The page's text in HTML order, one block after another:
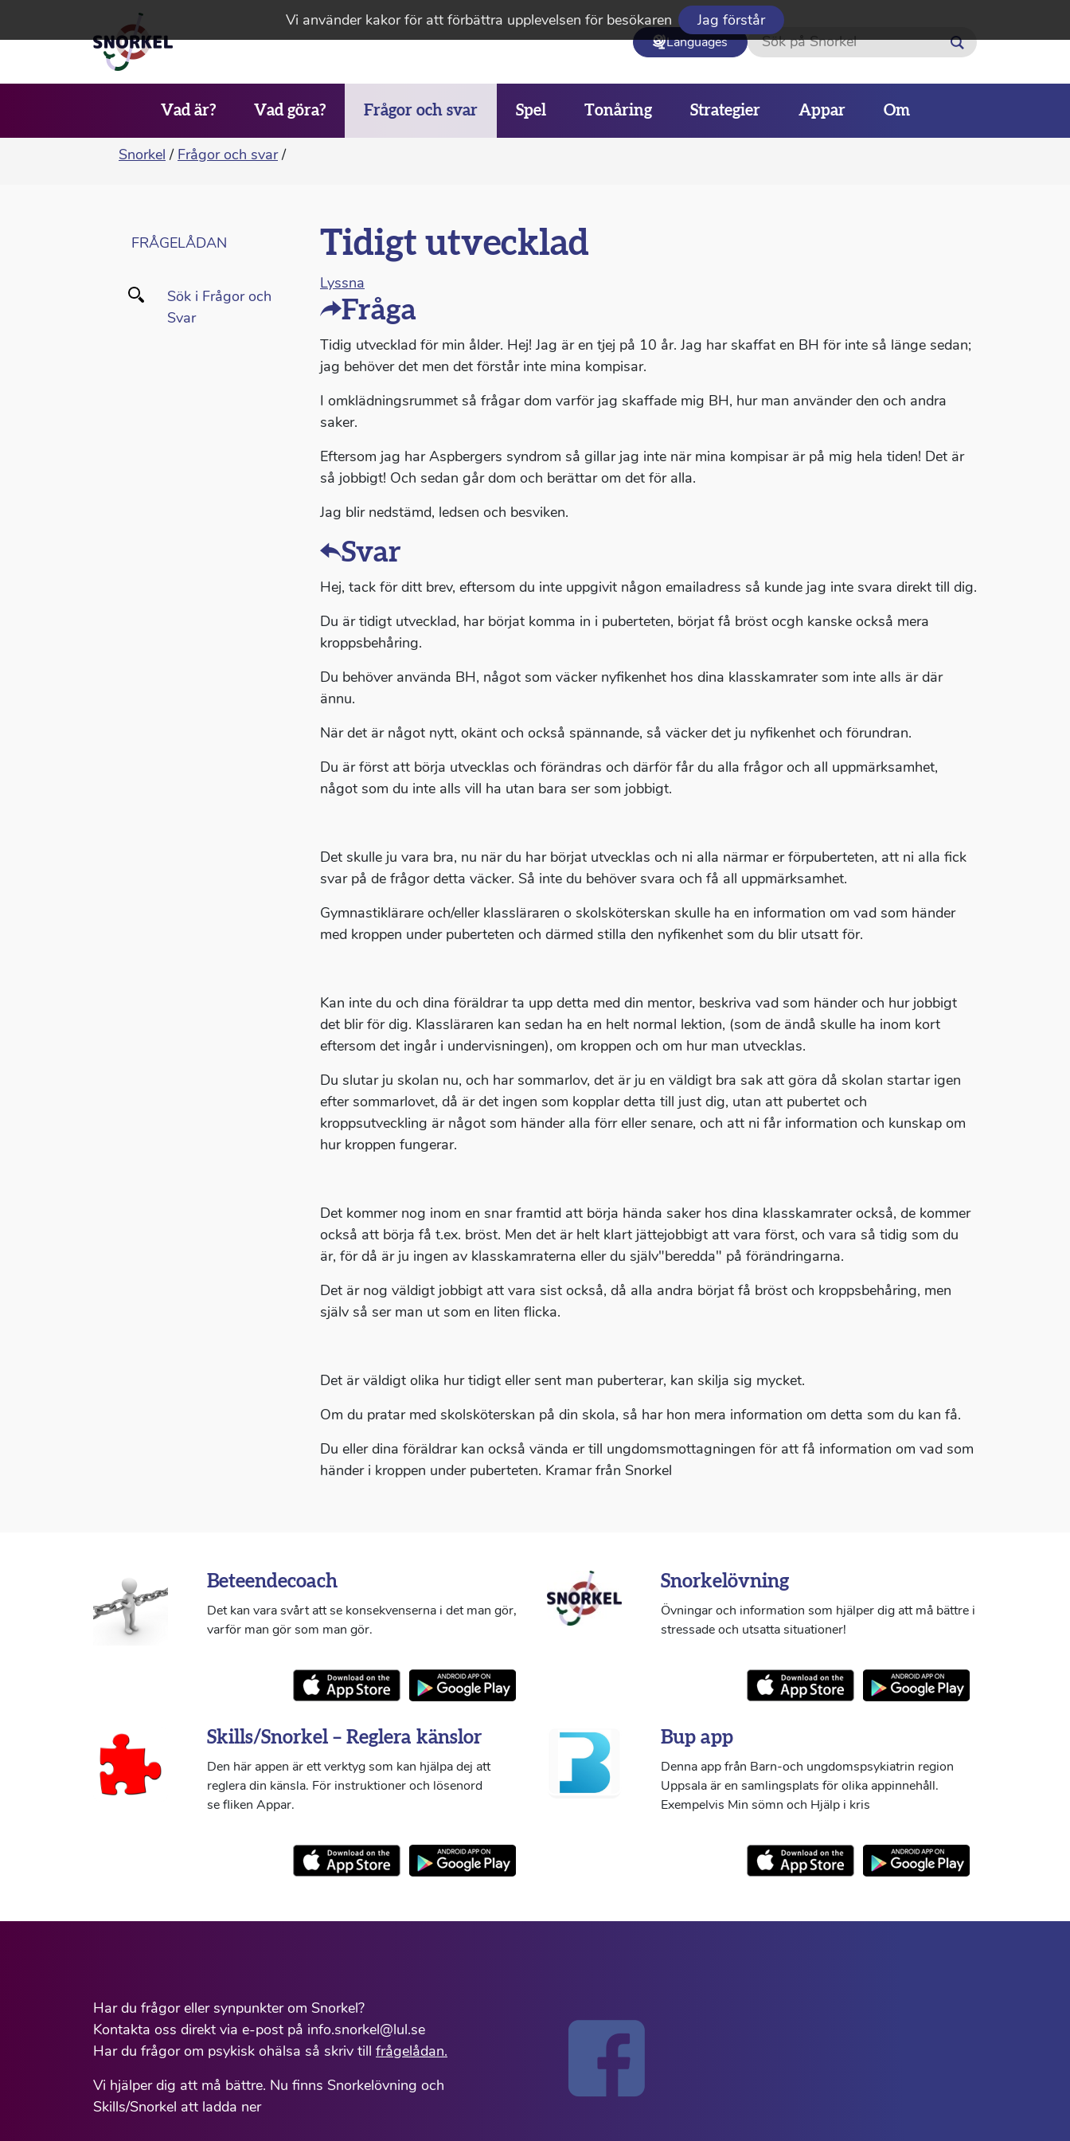
Vi använder kakor för att förbättra upplevelsen för besökaren Jag förstår
Languages Sök
Vad är? Vad göra? Frågor och svar Spel Tonåring Strategier Appar Om
Snorkel / Frågor och svar /
FRÅGELÅDAN
Sök i Frågor och
Svar
Tidigt utvecklad
Lyssna
Fråga
Tidig utvecklad för min ålder. Hej! Jag är en tjej på 10 år. Jag har skaffat en BH för inte så länge sedan;
jag behöver det men det förstår inte mina kompisar.
I omklädningsrummet så frågar dom varför jag skaffade mig BH, hur man använder den och andra
saker.
Eftersom jag har Aspbergers syndrom så gillar jag inte när mina kompisar är på mig hela tiden! Det är
så jobbigt! Och sedan går dom och berättar om det för alla.
Jag blir nedstämd, ledsen och besviken.
Svar
Hej, tack för ditt brev, eftersom du inte uppgivit någon emailadress så kunde jag inte svara direkt till dig.
Du är tidigt utvecklad, har börjat komma in i puberteten, börjat få bröst ocgh kanske också mera
kroppsbehåring.
Du behöver använda BH, något som väcker nyfikenhet hos dina klasskamrater som inte alls är där
ännu.
När det är något nytt, okänt och också spännande, så väcker det ju nyfikenhet och förundran.
Du är först att börja utvecklas och förändras och därför får du alla frågor och all uppmärksamhet,
något som du inte alls vill ha utan bara ser som jobbigt.
Det skulle ju vara bra, nu när du har börjat utvecklas och ni alla närmar er förpuberteten, att ni alla fick
svar på de frågor detta väcker. Så inte du behöver svara och få all uppmärksamhet.
Gymnastiklärare och/eller klassläraren o skolsköterskan skulle ha en information om vad som händer
med kroppen under puberteten och därmed stilla den nyfikenhet som du blir utsatt för.
Kan inte du och dina föräldrar ta upp detta med din mentor, beskriva vad som händer och hur jobbigt
det blir för dig. Klassläraren kan sedan ha en helt normal lektion, (som de ändå skulle ha inom kort
eftersom det ingår i undervisningen), om kroppen och om hur man utvecklas.
Du slutar ju skolan nu, och har sommarlov, det är ju en väldigt bra sak att göra då skolan startar igen
efter sommarlovet, då är det ingen som kopplar detta till just dig, utan att pubertet och
kroppsutveckling är något som händer alla förr eller senare, och att ni får information och kunskap om
hur kroppen fungerar.
Det kommer nog inom en snar framtid att börja hända saker hos dina klasskamrater också, de kommer
också att börja få t.ex. bröst. Men det är helt klart jättejobbigt att vara först, och vara så tidig som du
är, för då är ju ingen av klasskamraterna eller du själv"beredda" på förändringarna.
Det är nog väldigt jobbigt att vara sist också, då alla andra börjat få bröst och kroppsbehåring, men
själv så ser man ut som en liten flicka.
Det är väldigt olika hur tidigt eller sent man puberterar, kan skilja sig mycket.
Om du pratar med skolsköterskan på din skola, så har hon mera information om detta som du kan få.
Du eller dina föräldrar kan också vända er till ungdomsmottagningen för att få information om vad som
händer i kroppen under puberteten. Kramar från Snorkel
Beteendecoach
Det kan vara svårt att se konsekvenserna i det man gör,
varför man gör som man gör.
Snorkelövning
Övningar och information som hjälper dig att må bättre i
stressade och utsatta situationer!
Skills/Snorkel – Reglera känslor
Den här appen är ett verktyg som kan hjälpa dej att
reglera din känsla. För instruktioner och lösenord
se fliken Appar.
Bup app
Denna app från Barn-och ungdomspsykiatrin region
Uppsala är en samlingsplats för olika appinnehåll.
Exempelvis Min sömn och Hjälp i kris
Har du frågor eller synpunkter om Snorkel?
Kontakta oss direkt via e-post på info.snorkel@lul.se
Har du frågor om psykisk ohälsa så skriv till frågelådan.
Vi hjälper dig att må bättre. Nu finns Snorkelövning och
Skills/Snorkel att ladda ner